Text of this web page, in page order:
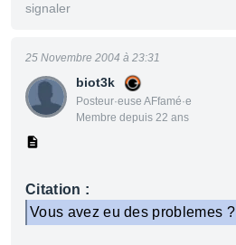
signaler
biot3k
Posteur·euse AFfamé·e
Membre depuis 22 ans
25 Novembre 2004 à 23:31
Citation :
Vous avez eu des problemes ?